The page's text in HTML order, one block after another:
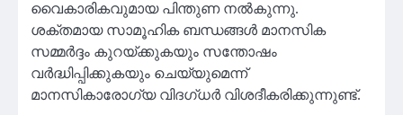
വൈകാരികവുമായ പിന്തുണ നൽകുന്നു.
ശക്തമായ സാമൂഹിക ബന്ധങ്ങൾ മാനസിക
സമ്മർദ്ദം കുറയ്ക്കുകയും സന്തോഷം
വർദ്ധിപ്പിക്കുകയും ചെയ്യുമെന്ന്
മാനസികാരോഗ്യ വിദഗ്ധർ വിശദീകരിക്കുന്നുണ്ട്.